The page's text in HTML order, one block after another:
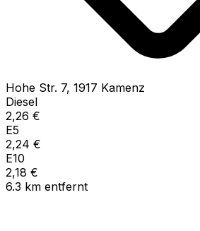
Hohe Str. 7, 1917 Kamenz
Diesel
2,26 €
E5
2,24 €
E10
2,18 €
6.3 km entfernt